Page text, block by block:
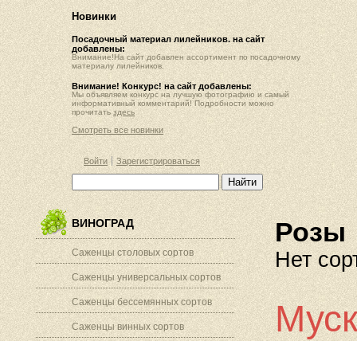
Новинки
Посадочный материал лилейников. на сайт
добавлены:
Внимание!На сайт добавлен ассортимент по посадочному
материалу лилейников.
Внимание! Конкурс! на сайт добавлены:
Мы объявляем конкурс на лучшую фотографию и самый
информативный комментарий! Подробности можно
прочитать здесь
Смотреть все новинки
Войти Зарегистрироваться
ВИНОГРАД
Саженцы столовых сортов
Саженцы универсальных сортов
Саженцы бессемянных сортов
Саженцы винных сортов
Розы
Нет